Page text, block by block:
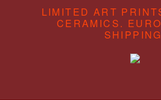
LIMITED ART
CERAMICS.